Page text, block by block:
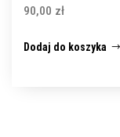
90,00 zł
Dodaj do koszyka